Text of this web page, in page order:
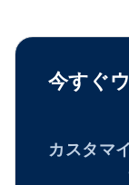
今すぐ
カスタマ